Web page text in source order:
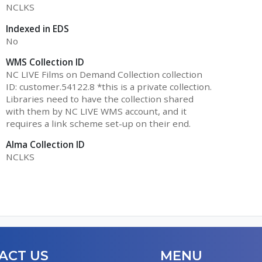
NCLKS
Indexed in EDS
No
WMS Collection ID
NC LIVE Films on Demand Collection collection
ID: customer.54122.8 *this is a private collection.
Libraries need to have the collection shared
with them by NC LIVE WMS account, and it
requires a link scheme set-up on their end.
Alma Collection ID
NCLKS
US MENU